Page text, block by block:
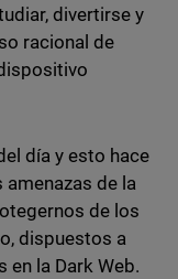
divertirse y
racional de
día y esto hace
de la
de los
dispuestos a
en la Dark Web.